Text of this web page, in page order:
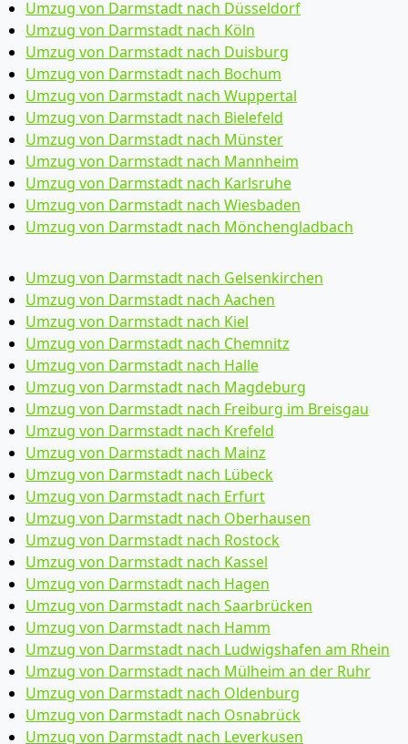
Umzug von Darmstadt nach Düsseldorf
Umzug von Darmstadt nach Köln
Umzug von Darmstadt nach Duisburg
Umzug von Darmstadt nach Bochum
Umzug von Darmstadt nach Wuppertal
Umzug von Darmstadt nach Bielefeld
Umzug von Darmstadt nach Münster
Umzug von Darmstadt nach Mannheim
Umzug von Darmstadt nach Karlsruhe
Umzug von Darmstadt nach Wiesbaden
Umzug von Darmstadt nach Mönchen­gladbach
Umzug von Darmstadt nach Gelsenkirchen
Umzug von Darmstadt nach Aachen
Umzug von Darmstadt nach Kiel
Umzug von Darmstadt nach Chemnitz
Umzug von Darmstadt nach Halle
Umzug von Darmstadt nach Magdeburg
Umzug von Darmstadt nach Freiburg im Breisgau
Umzug von Darmstadt nach Krefeld
Umzug von Darmstadt nach Mainz
Umzug von Darmstadt nach Lübeck
Umzug von Darmstadt nach Erfurt
Umzug von Darmstadt nach Oberhausen
Umzug von Darmstadt nach Rostock
Umzug von Darmstadt nach Kassel
Umzug von Darmstadt nach Hagen
Umzug von Darmstadt nach Saarbrücken
Umzug von Darmstadt nach Hamm
Umzug von Darmstadt nach Ludwigshafen am Rhein
Umzug von Darmstadt nach Mülheim an der Ruhr
Umzug von Darmstadt nach Oldenburg
Umzug von Darmstadt nach Osnabrück
Umzug von Darmstadt nach Leverkusen